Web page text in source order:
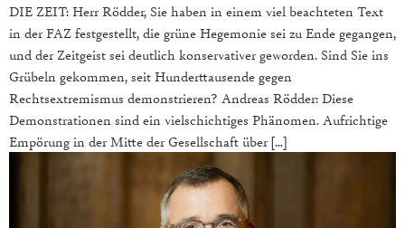
DIE ZEIT: Herr Rödder, Sie haben in einem viel beachteten Text
in der FAZ festgestellt, die grüne Hegemonie sei zu Ende gegangen,
und der Zeitgeist sei deutlich konservativer geworden. Sind Sie ins
Grübeln gekommen, seit Hunderttausende gegen
Rechtsextremismus demonstrieren? Andreas Rödder: Diese
Demonstrationen sind ein vielschichtiges Phänomen. Aufrichtige
Empörung in der Mitte der Gesellschaft über […]